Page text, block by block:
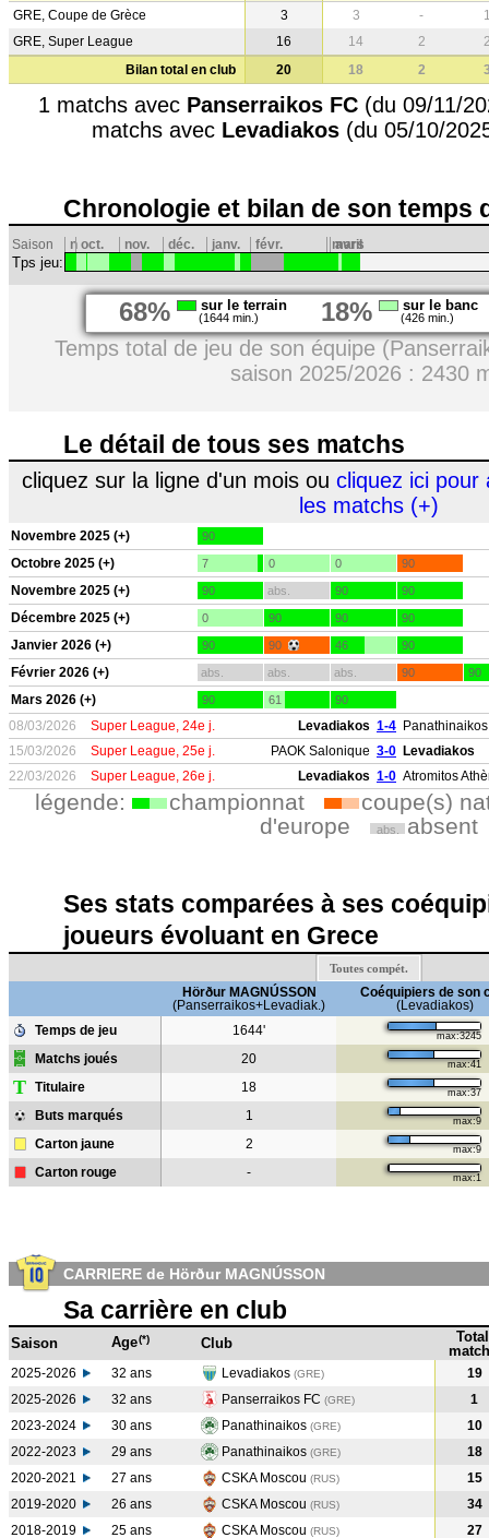
GRE, Coupe de Grèce
3 3 -
GRE, Super League
16 14 2
Bilan total en club
20 18 2
1 matchs avec Panserraikos FC(du 09/11/
matchs avec Levadiakos(du 05/10/
Chronologie et bilan de son temps
Saison n oct. nov. déc. janv. févr. mars
avril
Tps jeu:
68% sur le terrain
(1644 min.) 18% sur le banc
(426 min.)
Temps total de jeu de son équipe
saison 2025/2026 : 2430
Le détail de tous ses matchs
cliquez sur la ligne d'un mois ou cliquez ici pour
les matchs (+)
Novembre 2025 (+) 90
Octobre 2025 (+) 7 0 0 90
Novembre 2025 (+) 90 abs. 90 90
Décembre 2025 (+) 0 90 90 90
Janvier 2026 (+) 90 90 46 90
Février 2026 (+) abs. abs. abs. 90 90
Mars 2026 (+) 90 61 90
08/03/2026 Super League, 24e j. Levadiakos 1-4 Panathinaikos
15/03/2026
Super League, 25e j. PAOK Salonique 3-0 Levadiakos
22/03/2026
Super League, 26e j. Levadiakos 1-0 Atromitos
légende: championnat
coupe(s)
d'europe
abs. absent
Ses stats comparées à ses
joueurs évoluant en Grece
Toutes compét.
Hörður MAGNÚSSON
(Panserraikos+Levadiak.)
Coéquipiers de son
(Levadiakos)
Temps de jeu
1644' max:3245
Matchs joués 20 max:41
T Titulaire 18 max:37
Buts marqués 1 max:9
Carton jaune 2 max:9
Carton rouge - max:1
CARRIERE de Hörður MAGNÚSSON
Sa carrière en club
Saison Age(*) Club
Total
2025-2026 32 ans Levadiakos (GRE)
19
2025-2026
32 ans Panserraikos FC (GRE)
1
2023-2024
30 ans Panathinaikos (GRE)
10
2022-2023
29 ans Panathinaikos (GRE)
18
2020-2021
27 ans CSKA Moscou (RUS)
15
2019-2020
26 ans CSKA Moscou (RUS)
34
2018-2019
25 ans CSKA Moscou (RUS) 27